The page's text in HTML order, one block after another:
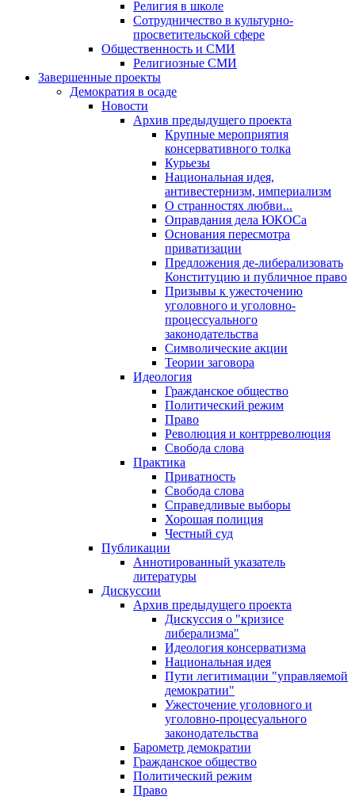
Религия в школе
Сотрудничество в культурно-
просветительской сфере
Общественность и СМИ
Религиозные СМИ
Завершенные проекты
Демократия в осаде
Новости
Архив предыдущего проекта
Крупные мероприятия
консервативного толка
Курьезы
Национальная идея,
антивестернизм, империализм
О странностях любви...
Оправдания дела ЮКОСа
Основания пересмотра
приватизации
Предложения де-либерализовать
Конституцию и публичное право
Призывы к ужесточению
уголовного и уголовно-
процессуального
законодательства
Символические акции
Теории заговора
Идеология
Гражданское общество
Политический режим
Право
Революция и контрреволюция
Свобода слова
Практика
Приватность
Свобода слова
Справедливые выборы
Хорошая полиция
Честный суд
Публикации
Аннотированный указатель
литературы
Дискуссии
Архив предыдущего проекта
Дискуссия о "кризисе
либерализма"
Идеология консерватизма
Национальная идея
Пути легитимации "управляемой
демократии"
Ужесточение уголовного и
уголовно-процесуального
законодательства
Барометр демократии
Гражданское общество
Политический режим
Право